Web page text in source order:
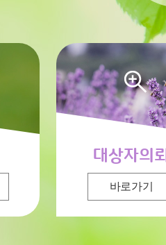
대상자의뢰
바로가기